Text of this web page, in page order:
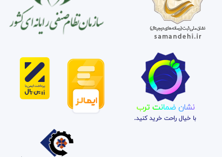
نشان ضمانت ترب
با خیال راحت خرید کنید.